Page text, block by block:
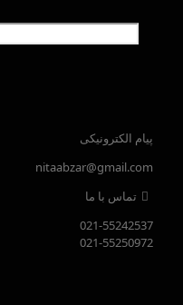
پیام الکترونیکی
nitaabzar@gmail.com
تماس با ما
021-55242537
021-55250972